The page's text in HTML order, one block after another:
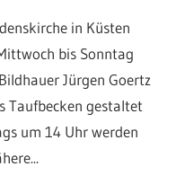
in Küsten
bis Sonntag
Jürgen Goertz
Taufbecken gestaltet
um 14 Uhr werden